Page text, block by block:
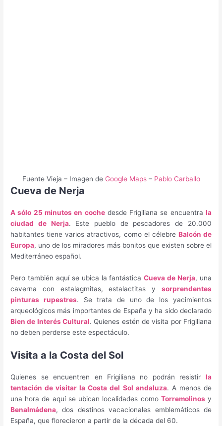
Fuente Vieja – Imagen de Google Maps– Pablo Carballo
Cueva de Nerja
A sólo 25 minutos en cochedesde Frigiliana se encuentra la
ciudad de Nerja. Este pueblo de pescadores de 20.000
habitantes tiene varios atractivos, como el célebre Balcón de
Europa, uno de los miradores más bonitos que existen sobre el
Mediterráneo español.
Pero también aquí se ubica la fantásticaCueva de Nerja, una
caverna con estalagmitas, estalactitas y sorprendentes
pinturas rupestres. Se trata de uno de los yacimientos
arqueológicos más importantes de España y ha sido declarado
Bien de Interés Cultural. Quienes estén de visita por Frigiliana
no deben perderse este espectáculo.
Visita a la Costa del Sol
Quienes se encuentren en Frigiliana no podrán resistir la
tentación de visitar la Costa del Sol andaluza. A menos de
una hora de aquí se ubican localidades como Torremolinosy
Benalmádena, dos destinos vacacionales emblemáticos de
España, que florecieron a partir de la década del 60.